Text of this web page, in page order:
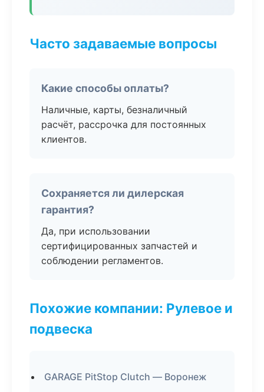
Часто задаваемые вопросы
Какие способы оплаты?
Наличные, карты, безналичный
расчёт, рассрочка для постоянных
клиентов.
Сохраняется ли дилерская
гарантия?
Да, при использовании
сертифицированных запчастей и
соблюдении регламентов.
Похожие компании: Рулевое и
подвеска
GARAGE PitStop Clutch — Воронеж